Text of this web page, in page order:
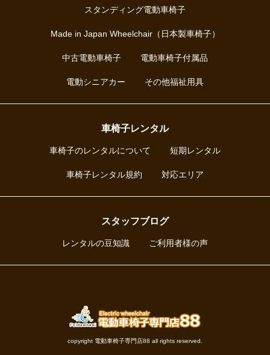
スタンディング電動車椅子
Made in Japan Wheelchair（日本製車椅子）
中古電動車椅子 電動車椅子付属品
電動シニアカー その他福祉用具
車椅子レンタル
車椅子のレンタルについて 短期レンタル
車椅子レンタル規約 対応エリア
スタッフブログ
レンタルの豆知識 ご利用者様の声
copyright 電動車椅子専門店88 all rights reserved.